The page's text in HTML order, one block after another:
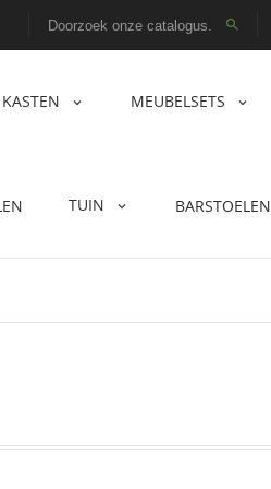

KASTEN MEUBELSETS
TUIN BARSTOELEN